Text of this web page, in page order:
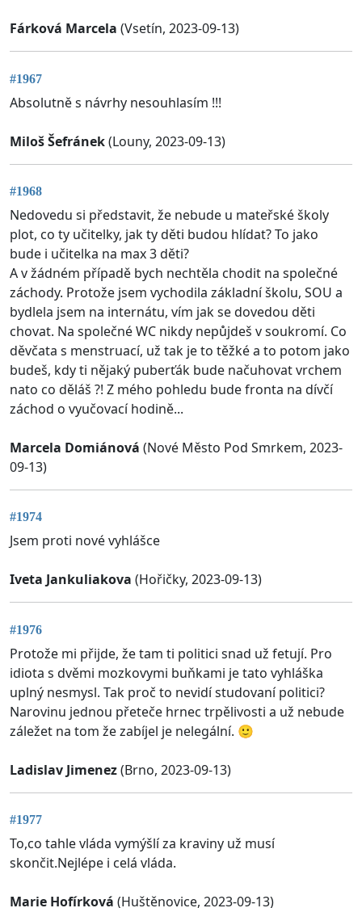
Fárková Marcela (Vsetín, 2023-09-13)
#1967
Absolutně s návrhy nesouhlasím !!!
Miloš Šefránek(Louny, 2023-09-13)
#1968
Nedovedu si představit, že nebude u mateřské školy
plot, co ty učitelky, jak ty děti budou hlídat? To jako
bude i učitelka na max 3 děti?
A v žádném případě bych nechtěla chodit na společné
záchody. Protože jsem vychodila základní školu, SOU a
bydlela jsem na internátu, vím jak se dovedou děti
chovat. Na společné WC nikdy nepůjdeš v soukromí. Co
děvčata s menstruací, už tak je to těžké a to potom jako
budeš, kdy ti nějaký puberťák bude načuhovat vrchem
nato co děláš ?! Z mého pohledu bude fronta na dívčí
záchod o vyučovací hodině...
Marcela Domiánová (Nové Město Pod Smrkem, 2023-
09-13)
#1974
Jsem proti nové vyhlášce
Iveta Jankuliakova (Hořičky, 2023-09-13)
#1976
Protože mi přijde, že tam ti politici snad už fetují. Pro
idiota s dvěmi mozkovymi buňkami je tato vyhláška
uplný nesmysl. Tak proč to nevidí studovaní politici?
Narovinu jednou přeteče hrnec trpělivosti a už nebude
záležet na tom že zabíjel je nelegální. 🙂
Ladislav Jimenez(Brno, 2023-09-13)
#1977
To,co tahle vláda vymýšlí za kraviny už musí
skončit.Nejlépe i celá vláda.
Marie Hofírková (Huštěnovice, 2023-09-13)